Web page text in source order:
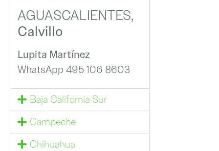
AGUASCALIENTES,
Calvillo
Lupita Martínez
WhatsApp 495 106 8603
Baja California Sur
Campeche
Chihuahua